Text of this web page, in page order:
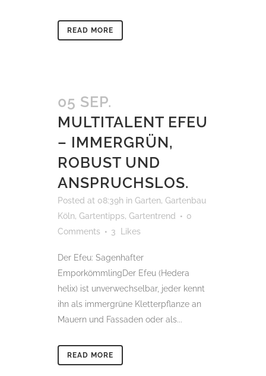
READ MORE
05 SEP.
MULTITALENT EFEU
– IMMERGRÜN,
ROBUST UND
ANSPRUCHSLOS.
Posted at 08:39h in Garten, Gartenbau
Köln, Gartentipps, Gartentrend
0
Comments
3 Likes
Der Efeu: Sagenhafter
EmporkömmlingDer Efeu (Hedera
helix) ist unverwechselbar, jeder kennt
ihn als immergrüne Kletterpflanze an
Mauern und Fassaden oder als...
READ MORE